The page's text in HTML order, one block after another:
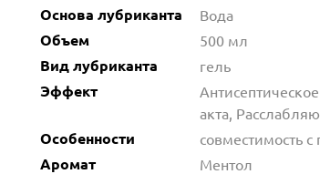
Основа лубриканта Вода
Объем 500 мл
Вид лубриканта гель
Эффект
акта,
Особенности совместимость
Аромат Ментол